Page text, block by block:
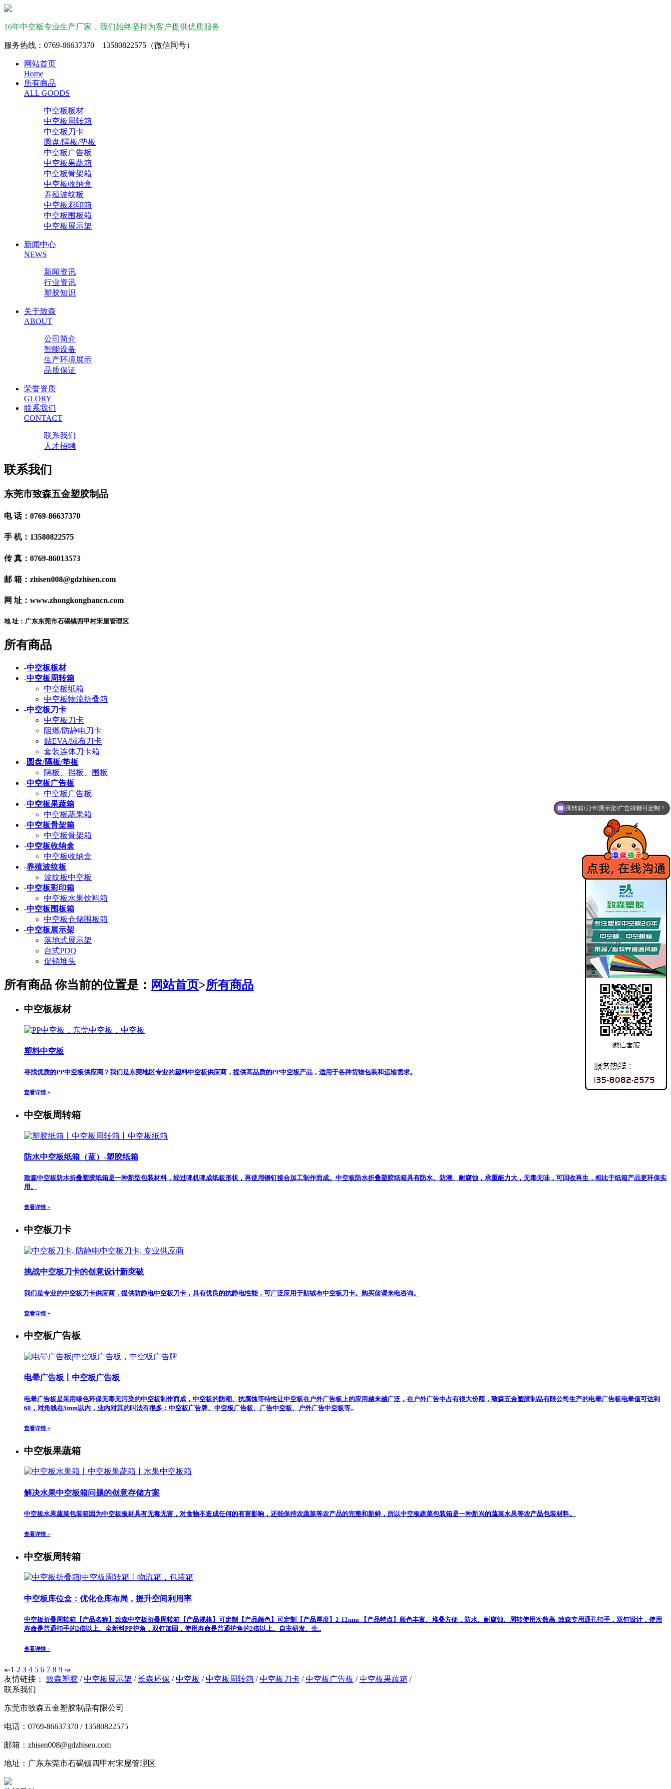
16年中空板专业生产厂家，我们始终坚持为客户提供优质服务
服务热线：0769-86637370 13580822575（微信同号）
网站首页
Home
所有商品
ALL GOODS
中空板板材
中空板周转箱
中空板刀卡
圆盘/隔板/垫板
中空板广告板
中空板果蔬箱
中空板骨架箱
中空板收纳盒
养殖波纹板
中空板彩印箱
中空板围板箱
中空板展示架
新闻中心
NEWS
新闻资讯
行业资讯
塑胶知识
关于致森
ABOUT
公司简介
智能设备
生产环境展示
品质保证
荣誉资质
GLORY
联系我们
CONTACT
联系我们
人才招聘
联系我们
东莞市致森五金塑胶制品
电 话：0769-86637370
手 机：13580822575
传 真：0769-86013573
邮 箱：zhisen008@gdzhisen.com
网 址：www.zhongkongbancn.com
地 址：广东东莞市石碣镇四甲村宋屋管理区
所有商品
-中空板板材
-中空板周转箱
中空板纸箱
中空板物流折叠箱
-中空板刀卡
中空板刀卡
阻燃/防静电刀卡
贴EVA/绒布刀卡
套装连体刀卡箱
-圆盘/隔板/垫板
隔板、挡板、围板
-中空板广告板
中空板广告板
-中空板果蔬箱
中空板蔬果箱
-中空板骨架箱
中空板骨架箱
-中空板收纳盒
中空板收纳盒
-养殖波纹板
波纹板中空板
-中空板彩印箱
中空板水果饮料箱
-中空板围板箱
中空板仓储围板箱
-中空板展示架
落地式展示架
台式PDQ
促销堆头
所有商品你当前的位置是： 网站首页>所有商品
中空板板材
塑料中空板
寻找优质的PP中空板供应商？我们是东莞地区专业的塑料中空板供应商，提供高品质的PP中空板产品，适用于各种货物包装和运输需求。
查看详情 +
中空板周转箱
防水中空板纸箱（蓝）-塑胶纸箱
致森中空板防水折叠塑胶纸箱是一种新型包装材料，经过啤机啤成纸板形状，再使用铆钉接合加工制作而成。中空板防水折叠塑胶纸箱具有防水、防潮、耐腐蚀，承重能力大，无毒无味，可回收再生，相比于纸箱产品更环保实
用。
查看详情 +
中空板刀卡
挑战中空板刀卡的创意设计新突破
我们是专业的中空板刀卡供应商，提供防静电中空板刀卡，具有优良的抗静电性能，可广泛应用于贴绒布中空板刀卡。购买前请来电咨询。
查看详情 +
中空板广告板
电晕广告板丨中空板广告板
电晕广告板是采用绿色环保无毒无污染的中空板制作而成，中空板的防潮、抗腐蚀等特性让中空板在户外广告板上的应用越来越广泛，在户外广告中占有很大份额，致森五金塑胶制品有限公司生产的电晕广告板电晕值可达到
60，对角线在5mm以内，业内对其的叫法有很多：中空板广告牌、中空板广告板、广告中空板、户外广告中空板等..
查看详情 +
中空板果蔬箱
解决水果中空板箱问题的创意存储方案
中空板水果蔬菜包装箱因为中空板板材具有无毒无害，对食物不造成任何的有害影响，还能保持农蔬菜等农产品的完整和新鲜，所以中空板蔬菜包装箱是一种新兴的蔬菜水果等农产品包装材料。
查看详情 +
中空板周转箱
中空板库位盒：优化仓库布局，提升空间利用率
中空板折叠周转箱【产品名称】致森中空板折叠周转箱【产品规格】可定制【产品颜色】可定制【产品厚度】2-12mm 【产品特点】颜色丰富、堆叠方便，防水、耐腐蚀、周转使用次数高 致森专用通孔扣手，双钉设计，使用
寿命是普通扣手的2倍以上。全新料PP护角，双钉加固，使用寿命是普通护角的2倍以上。自主研发、生..
查看详情 +
«‹1 2 3 4 5 6 7 8 9 ›»
友情链接：
致森塑胶 /中空板展示架 /长森环保 /中空板 /中空板周转箱 /中空板刀卡 /中空板广告板 /中空板果蔬箱 /
联系我们
东莞市致森五金塑胶制品有限公司
电话：0769-86637370 / 13580822575
邮箱：zhisen008@gdzhisen.com
地址：广东东莞市石碣镇四甲村宋屋管理区
周转箱/刀卡/展示架/广告牌都可定制！